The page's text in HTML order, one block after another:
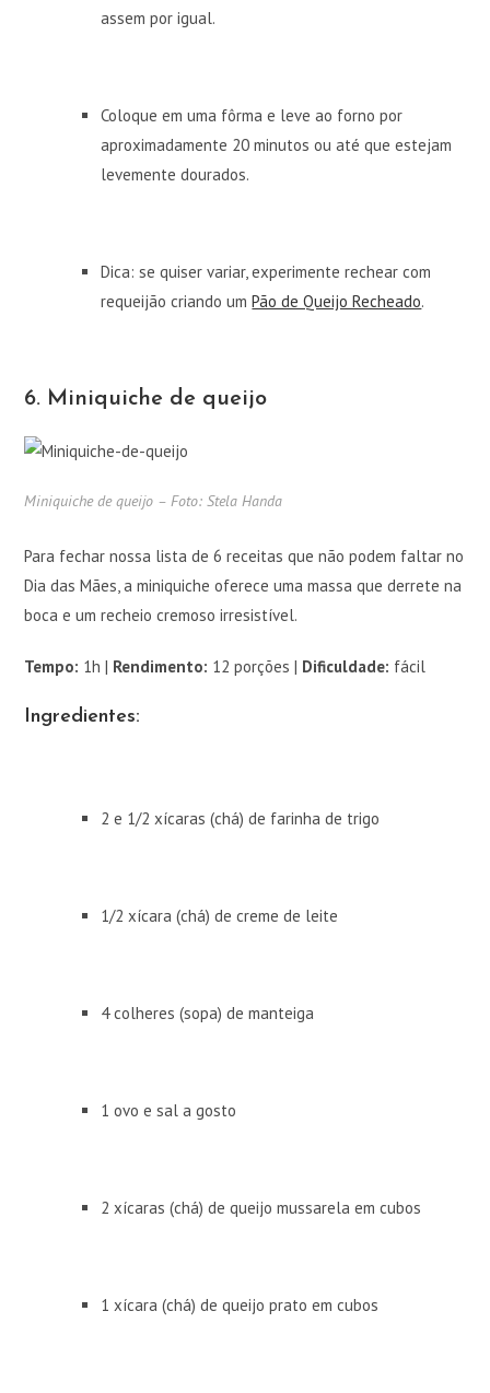
assem por igual.
Coloque em uma fôrma e leve ao forno por
aproximadamente 20 minutos ou até que estejam
levemente dourados.
Dica: se quiser variar, experimente rechear com
requeijão criando umPão de Queijo Recheado.
6. Miniquiche de queijo
Miniquiche de queijo – Foto: Stela Handa
Para fechar nossa lista de 6 receitas que não podem faltar no
Dia das Mães, a miniquiche oferece uma massa que derrete na
boca e um recheio cremoso irresistível.
Tempo: 1h | Rendimento: 12 porções | Dificuldade: fácil
Ingredientes:
2 e 1/2 xícaras (chá) de farinha de trigo
1/2 xícara (chá) de creme de leite
4 colheres (sopa) de manteiga
1 ovo e sal a gosto
2 xícaras (chá) de queijo mussarela em cubos
1 xícara (chá) de queijo prato em cubos